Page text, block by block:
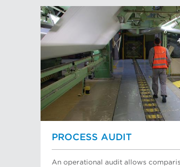
PROCESS AUDIT
An operational audit allows